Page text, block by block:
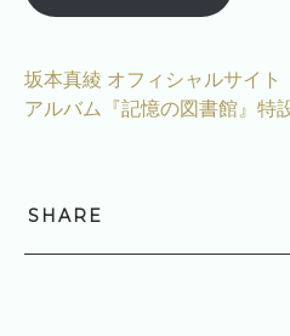
坂本真綾 オフィシャルサイト
アルバム『記憶の図書館』特
SHARE